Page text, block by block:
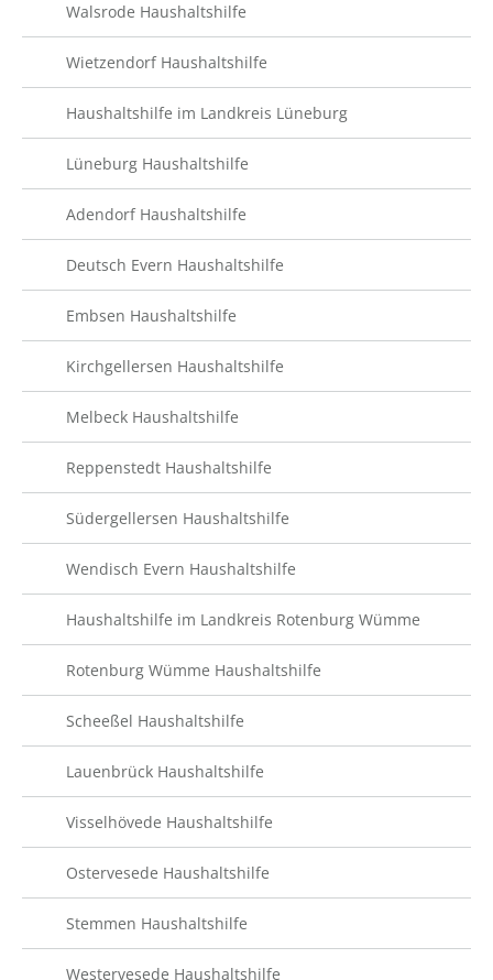
Walsrode Haushaltshilfe
Wietzendorf Haushaltshilfe
Haushaltshilfe im Landkreis Lüneburg
Lüneburg Haushaltshilfe
Adendorf Haushaltshilfe
Deutsch Evern Haushaltshilfe
Embsen Haushaltshilfe
Kirchgellersen Haushaltshilfe
Melbeck Haushaltshilfe
Reppenstedt Haushaltshilfe
Südergellersen Haushaltshilfe
Wendisch Evern Haushaltshilfe
Haushaltshilfe im Landkreis Rotenburg Wümme
Rotenburg Wümme Haushaltshilfe
Scheeßel Haushaltshilfe
Lauenbrück Haushaltshilfe
Visselhövede Haushaltshilfe
Ostervesede Haushaltshilfe
Stemmen Haushaltshilfe
Westervesede Haushaltshilfe